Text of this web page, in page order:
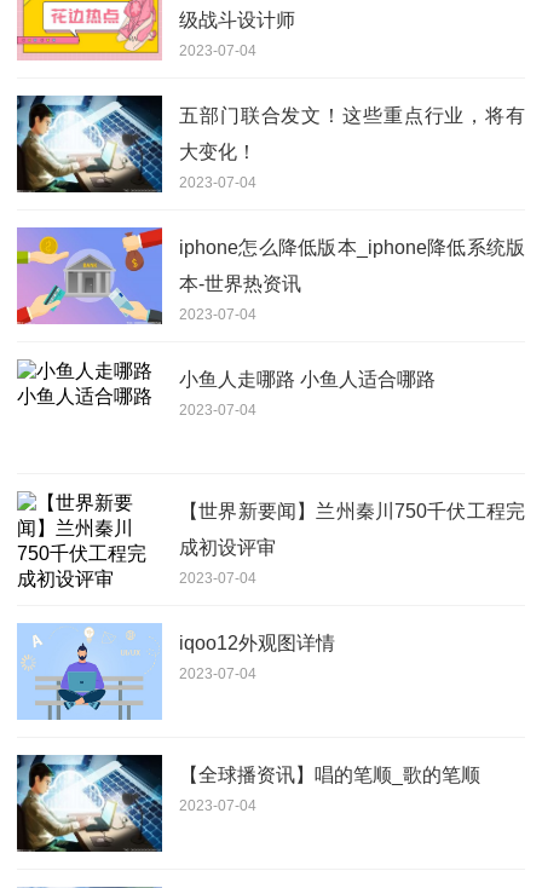
级战斗设计师
2023-07-04
五部门联合发文！这些重点行业，将有
大变化！
2023-07-04
iphone怎么降低版本_iphone降低系统版
本-世界热资讯
2023-07-04
小鱼人走哪路 小鱼人适合哪路
2023-07-04
【世界新要闻】兰州秦川750千伏工程完
成初设评审
2023-07-04
iqoo12外观图详情
2023-07-04
【全球播资讯】唱的笔顺_歌的笔顺
2023-07-04